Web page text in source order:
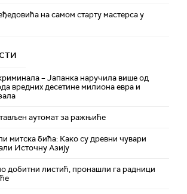
на самом старту мастерса у
– Јапанка наручила више од
вредних десетине милиона евра и
аутомат за ражњиће
митска бића: Како су древни чувари
Источну Азију
добитни листић, пронашли га радници